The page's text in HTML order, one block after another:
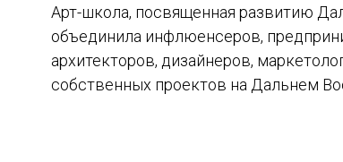
Арт-школа, посвященная развитию
объединила инфлюенсеров,
архитекторов, дизайнеров,
собственных проектов на Дальнем